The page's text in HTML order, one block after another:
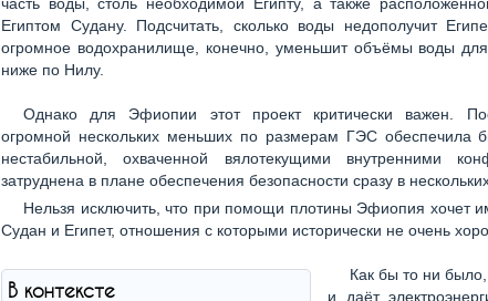
Египтом Судану. Подсчитать, сколько воды недополучит
огромное водохранилище, конечно, уменьшит объёмы воды
ниже по Нилу.
Однако для Эфиопии этот проект критически важен.
огромной нескольких меньших по размерам ГЭС обеспечила
нестабильной, охваченной вялотекущими внутренними
затруднена в плане обеспечения безопасности сразу в
Нельзя исключить, что при помощи плотины Эфиопия хочет
Судан и Египет, отношения с которыми исторически не очень
В контексте
Как бы то ни
и даёт